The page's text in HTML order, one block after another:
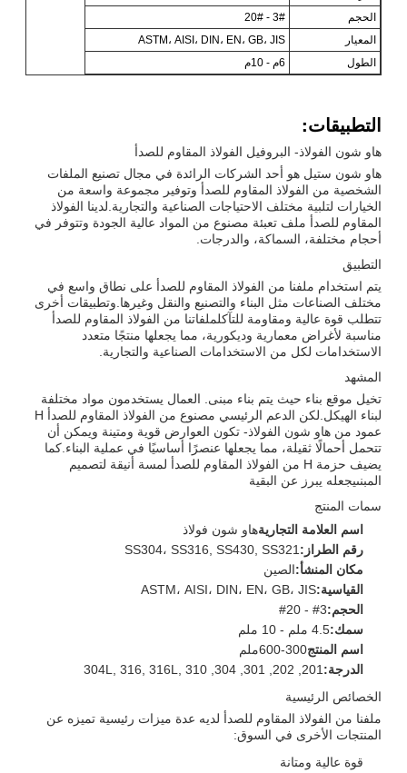
الحجم
3# - 20#
المعيار
ASTM، AISI، DIN، EN، GB، JIS
الطول
6م - 10م
التطبيقات:
هاو شون الفولاذ- البروفيل الفولاذ المقاوم للصدأ
هاو شون ستيل هو أحد الشركات الرائدة في مجال تصنيع الملفات
الشخصية من الفولاذ المقاوم للصدأ وتوفير مجموعة واسعة من
الخيارات لتلبية مختلف الاحتياجات الصناعية والتجارية.لدينا الفولاذ
المقاوم للصدأ ملف تعبئة مصنوع من المواد عالية الجودة وتتوفر في
أحجام مختلفة، السماكة، والدرجات.
التطبيق
يتم استخدام ملفنا من الفولاذ المقاوم للصدأ على نطاق واسع في
مختلف الصناعات مثل البناء والتصنيع والنقل وغيرها.وتطبيقات أخرى
تتطلب قوة عالية ومقاومة للتآكلملفاتنا من الفولاذ المقاوم للصدأ
مناسبة لأغراض معمارية وديكورية، مما يجعلها منتجًا متعدد
الاستخدامات لكل من الاستخدامات الصناعية والتجارية.
المشهد
تخيل موقع بناء حيث يتم بناء مبنى. العمال يستخدمون مواد مختلفة
لبناء الهيكل.لكن الدعم الرئيسي مصنوع من الفولاذ المقاوم للصدأ H
عمود من هاو شون الفولاذ- تكون العوارض قوية ومتينة ويمكن أن
تتحمل أحمالًا ثقيلة، مما يجعلها عنصرًا أساسيًا في عملية البناء.كما
يضيف حزمة H من الفولاذ المقاوم للصدأ لمسة أنيقة لتصميم
المبنىيجعله يبرز عن البقية
سمات المنتج
اسم العلامة التجاريةهاو شون فولاذ
رقم الطراز: SS304، SS316, SS430, SS321
مكان المنشأ:الصين
القياسية:ASTM، AISI، DIN، EN، GB، JIS
الحجم:3# - 20#
سمك:4.5 ملم - 10 ملم
اسم المنتج300-600ملم
الدرجة: 201, 202, 301, 304, 304L, 316, 316L, 310
الخصائص الرئيسية
ملفنا من الفولاذ المقاوم للصدأ لديه عدة ميزات رئيسية تميزه عن
المنتجات الأخرى في السوق:
قوة عالية ومتانة